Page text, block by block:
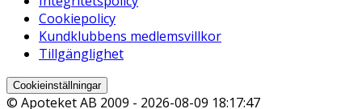
Cookiepolicy
Kundklubbens medlemsvillkor
Tillgänglighet
Cookieinställningar
© Apoteket AB 2009 - 2026-08-09 18:17:47